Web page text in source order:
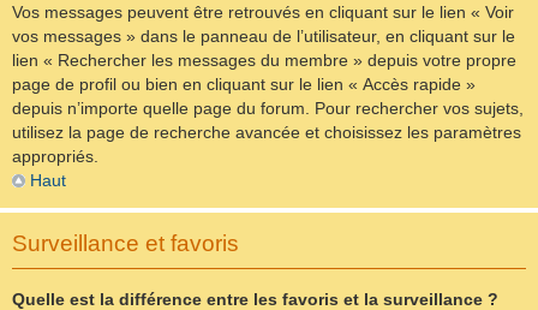
Vos messages peuvent être retrouvés en cliquant sur le lien « Voir
vos messages » dans le panneau de l’utilisateur, en cliquant sur le
lien « Rechercher les messages du membre » depuis votre propre
page de profil ou bien en cliquant sur le lien « Accès rapide »
depuis n’importe quelle page du forum. Pour rechercher vos sujets,
utilisez la page de recherche avancée et choisissez les paramètres
appropriés.
Haut
Surveillance et favoris
Quelle est la différence entre les favoris et la surveillance ?